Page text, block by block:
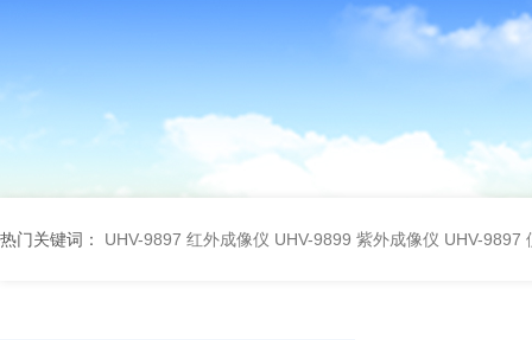
热门关键词： UHV-9897 红外成像仪 UHV-9899 紫外成像仪 UHV-9897